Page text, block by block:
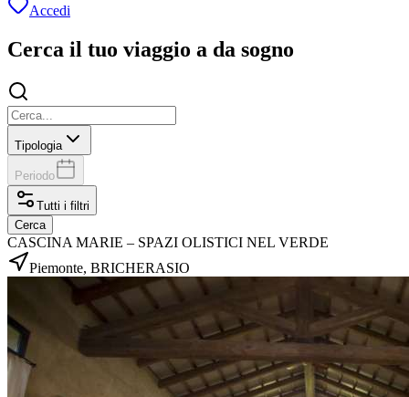
Accedi
Cerca il tuo viaggio a da sogno
Tipologia
Periodo
Tutti i filtri
Cerca
CASCINA MARIE – SPAZI OLISTICI NEL VERDE
Piemonte, BRICHERASIO